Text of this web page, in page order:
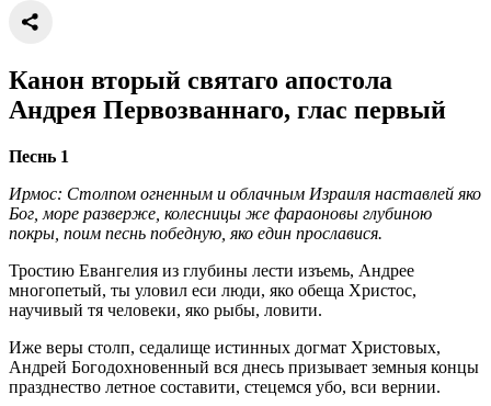
Канон вторый святаго апостола
Андрея Первозваннаго, глас первый
Песнь 1
Ирмос: Столпом огненным и облачным Израиля наставлей яко
Бог, море разверже, колесницы же фараоновы глубиною
покры, поим песнь победную, яко един прославися.
Тростию Евангелия из глубины лести изъемь, Андрее
многопетый, ты уловил еси люди, яко обеща Христос,
научивый тя человеки, яко рыбы, ловити.
Иже веры столп, седалище истинных догмат Христовых,
Андрей Богодохновенный вся днесь призывает земныя концы
празднество летное составити, стецемся убо, вси вернии.